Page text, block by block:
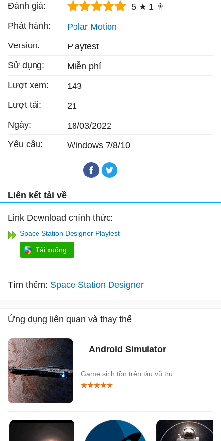
Đánh giá:
5 ★ 1 👨
Phát hành:
Polar Motion
Version:
Playtest
Sử dụng:
Miễn phí
Lượt xem:
143
Lượt tải:
21
Ngày:
18/03/2022
Yêu cầu:
Windows 7/8/10
Liên kết tải về
Link Download chính thức:
Space Station Designer Playtest
Tải xuống
Tìm thêm: Space Station Designer
Ứng dụng liên quan và thay thế
Android Simulator
Game sinh tồn trên tàu vũ trụ